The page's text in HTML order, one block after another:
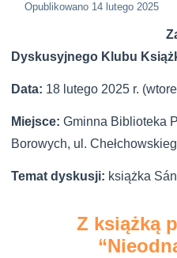
Opublikowano 14 lutego 2025
Dyskusyjnego Klubu
Data: 18 lutego 2025 r.
Miejsce:Gminna Biblioteka
Borowych, ul.
Temat dyskusji: książka
Z książką